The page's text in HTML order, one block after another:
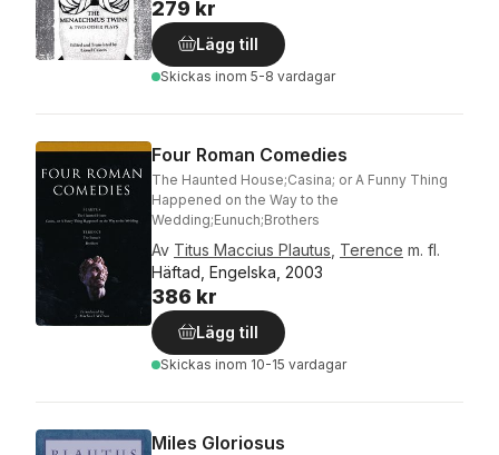
279 kr
Lägg till
Skickas inom 5-8 vardagar
Four Roman Comedies
The Haunted House;Casina; or A Funny Thing
Happened on the Way to the
Wedding;Eunuch;Brothers
Av Titus Maccius Plautus Terence m. fl.
Häftad, Engelska, 2003
386 kr
Lägg till
Skickas inom 10-15 vardagar
Miles Gloriosus